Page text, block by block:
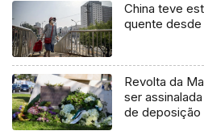
China teve
quente
Revolta da
ser
de